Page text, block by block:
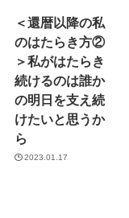
＜還暦以降の私
のはたらき方②
＞私がはたらき
続けるのは誰か
の明日を支え続
けたいと思うか
ら
2023.01.17